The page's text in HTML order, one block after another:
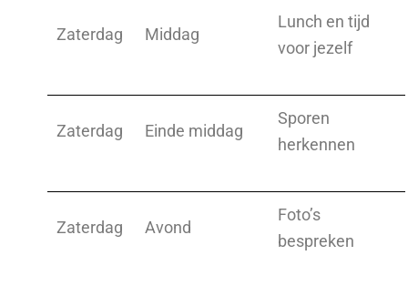
Zaterdag Middag
Lunch en tijd
voor jezelf
Zaterdag Einde middag
Sporen
herkennen
Zaterdag Avond
Foto’s
bespreken